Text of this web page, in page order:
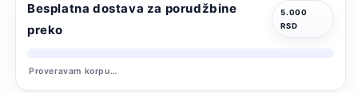
Besplatna dostava za porudžbine
preko
5.000
RSD
Proveravam korpu…